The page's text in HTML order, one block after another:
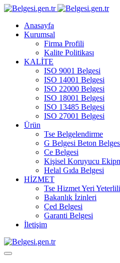
Anasayfa
Kurumsal
Firma Profili
Kalite Politikası
KALİTE
ISO 9001 Belgesi
ISO 14001 Belgesi
ISO 22000 Belgesi
ISO 18001 Belgesi
ISO 13485 Belgesi
ISO 27001 Belgesi
Ürün
Tse Belgelendirme
G Belgesi Beton
Ce Belgesi
Kişisel Koruyucu
Helal Gıda Belgesi
HİZMET
Tse Hizmet Yeri
Bakanlık İzinleri
Çed Belgesi
Garanti Belgesi
İletişim